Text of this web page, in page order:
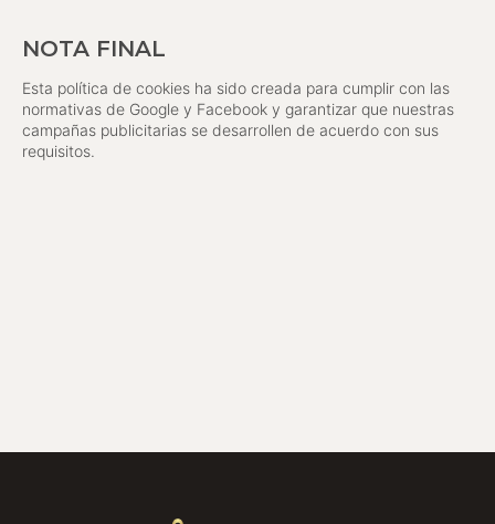
NOTA FINAL
Esta política de cookies ha sido creada para cumplir con las
normativas de Google y Facebook y garantizar que nuestras
campañas publicitarias se desarrollen de acuerdo con sus
requisitos.